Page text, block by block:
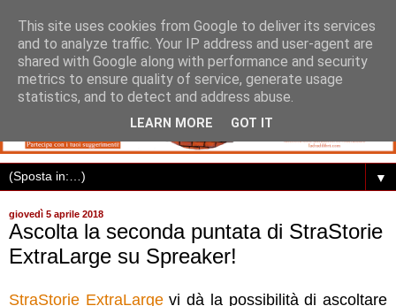
▼
giovedì 5 aprile 2018
Ascolta la seconda puntata di StraStorie
ExtraLarge su Spreaker!
StraStorie ExtraLargevi dà la possibilità di ascoltare
This site uses cookies from Google to deliver its services
and to analyze traffic. Your IP address and user-agent are
shared with Google along with performance and security
metrics to ensure quality of service, generate usage
statistics, and to detect and address abuse.
LEARN MORE GOT IT